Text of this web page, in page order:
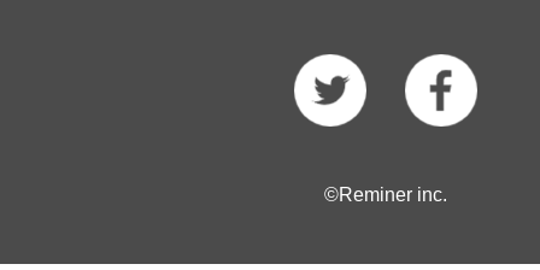
©Reminer inc.